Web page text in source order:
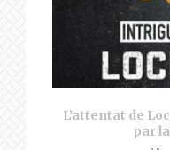
L’attentat de
par